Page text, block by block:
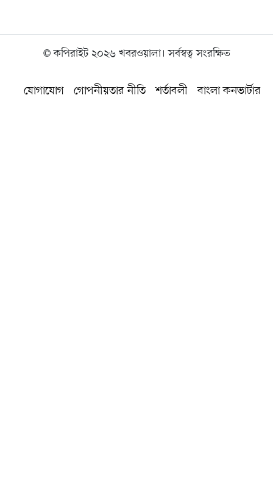
© কপিরাইট ২০২৬ খবরওয়ালা। সর্বস্বত্ব সংরক্ষিত
যোগাযোগ গোপনীয়তার নীতি শর্তাবলী বাংলা কনভার্টার